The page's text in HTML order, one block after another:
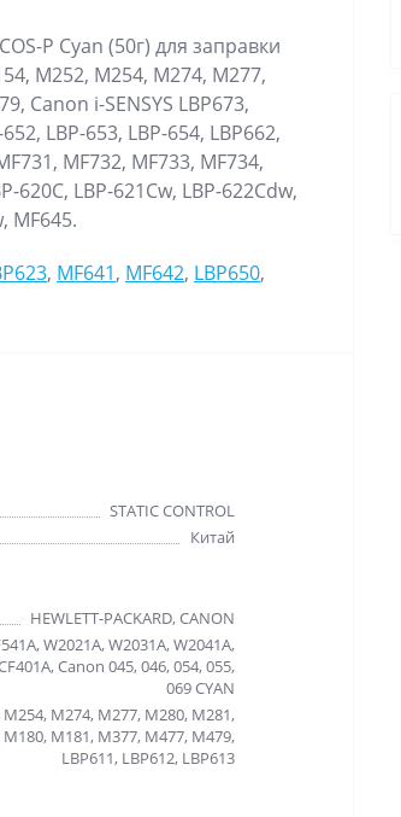
P Cyan (50г) для заправки
M252, M254, M274, M277,
Canon i-SENSYS LBP673,
LBP-653, LBP-654, LBP662,
MF732, MF733, MF734,
620C, LBP-621Cw, LBP-622Cdw,
MF645.
, MF641, MF642, LBP650,
STATIC CONTROL
Китай
HEWLETT-PACKARD, CANON
W2021A, W2031A, W2041A,
Canon 045, 046, 054, 055,
069 CYAN
M274, M277, M280, M281,
M181, M377, M477, M479,
LBP611, LBP612, LBP613